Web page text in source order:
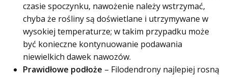
czasie spoczynku, nawożenie należy wstrzymać,
chyba że rośliny są doświetlane i utrzymywane w
wysokiej temperaturze; w takim przypadku może
być konieczne kontynuowanie podawania
niewielkich dawek nawozów.
Prawidłowe podłoże – Filodendrony najlepiej rosną